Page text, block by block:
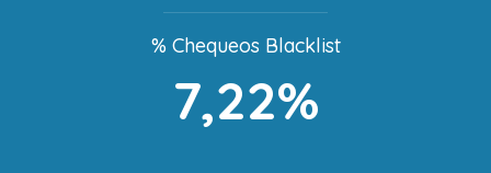
% Chequeos Blacklist
7,22%